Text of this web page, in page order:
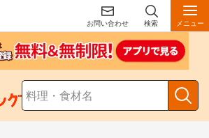
お問い合わせ 検索 メニュー